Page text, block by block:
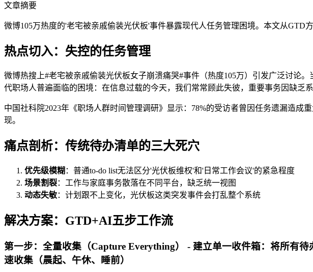
文章摘要
微博105万热度的'老宅被亲戚偷装光伏板'事件暴露现代人任务管理困境。本文从
热点切入：失控的任务管理
微博热搜上#老宅被亲戚偷装光伏板女子崩溃痛哭#事件（热度105万）引发广泛讨论
代职场人普遍面临的困境：在信息过载的今天，我们常常顾此失彼，重要事务因缺乏系
中国社科院2023年《职场人群时间管理调研》显示：78%的受访者曾因任务遗漏造
现。
痛点剖析：传统待办清单的三大死穴
优先级模糊 ：普通to-do list无法区分'光伏板维权'和'日常工作会议'的紧急程度
场景割裂：工作与家庭事务散落在不同平台，缺乏统一视图
动态失敏：计划跟不上变化，光伏板这类突发事件会打乱整个系统
解决方案：GTD+AI五步工作流
第一步：全量收集（Capture Everything） - 建立单一收件箱：将所有
速收集（晨起、午休、睡前）